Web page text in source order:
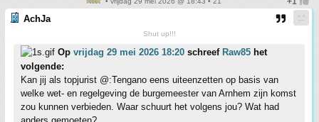
AchJa
Shut up!!!
Op vrijdag 29 mei 2026 18:20 schreef Raw85 het
volgende:
Kan jij als topjurist @:Tengano eens uiteenzetten op basis van
welke wet- en regelgeving de burgemeester van Arnhem zijn komst
zou kunnen verbieden. Waar schuurt het volgens jou? Wat had